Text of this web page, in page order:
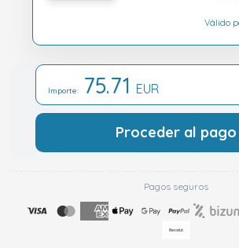
Válido
Importe: 75.71 EUR
Proceder al pago
Pagos seguros